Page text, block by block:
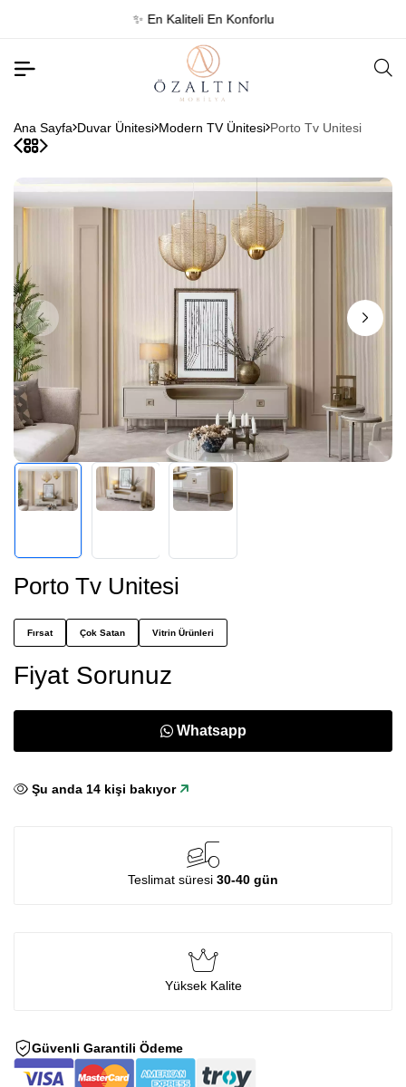
✨ En Kaliteli En Konforlu
Ana Sayfa Duvar Ünitesi Modern TV Ünitesi Porto Tv Unitesi
Porto Tv Unitesi
Fırsat Çok Satan Vitrin Ürünleri
Fiyat Sorunuz
Whatsapp
Şu anda 14 kişi bakıyor
Teslimat süresi 30-40 gün
Yüksek Kalite
Güvenli Garantili Ödeme